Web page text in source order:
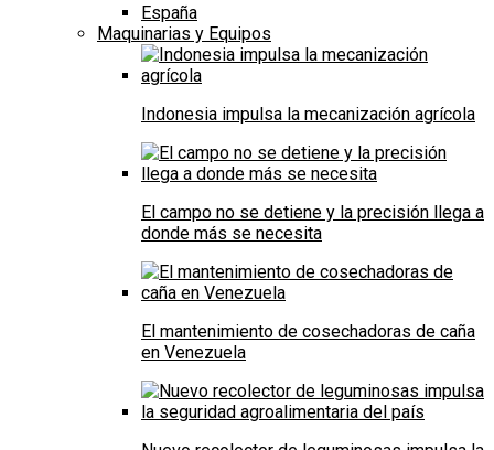
España
Maquinarias y Equipos
Indonesia impulsa la mecanización agrícola
El campo no se detiene y la precisión llega a
donde más se necesita
El mantenimiento de cosechadoras de caña
en Venezuela